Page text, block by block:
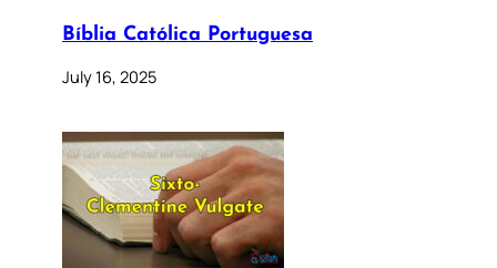
Bíblia Católica Portuguesa
July 16, 2025